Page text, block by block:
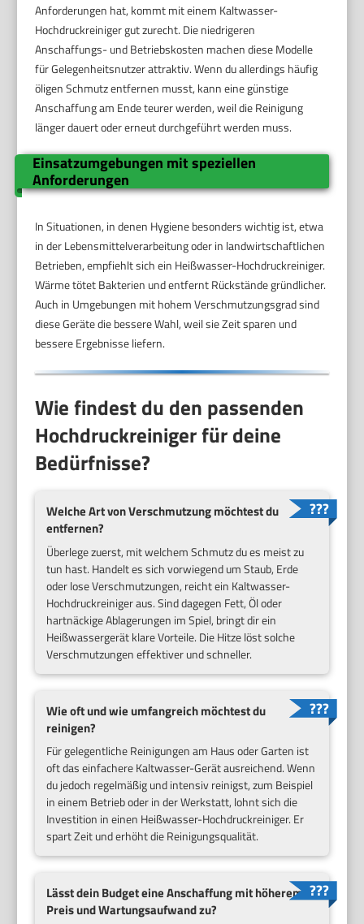
Anforderungen hat, kommt mit einem Kaltwasser-
Hochdruckreiniger gut zurecht. Die niedrigeren
Anschaffungs- und Betriebskosten machen diese Modelle
für Gelegenheitsnutzer attraktiv. Wenn du allerdings häufig
öligen Schmutz entfernen musst, kann eine günstige
Anschaffung am Ende teurer werden, weil die Reinigung
länger dauert oder erneut durchgeführt werden muss.
Einsatzumgebungen mit speziellen
Anforderungen
In Situationen, in denen Hygiene besonders wichtig ist, etwa
in der Lebensmittelverarbeitung oder in landwirtschaftlichen
Betrieben, empfiehlt sich ein Heißwasser-Hochdruckreiniger.
Wärme tötet Bakterien und entfernt Rückstände gründlicher.
Auch in Umgebungen mit hohem Verschmutzungsgrad sind
diese Geräte die bessere Wahl, weil sie Zeit sparen und
bessere Ergebnisse liefern.
Wie findest du den passenden
Hochdruckreiniger für deine
Bedürfnisse?
Welche Art von Verschmutzung möchtest du
entfernen?
Überlege zuerst, mit welchem Schmutz du es meist zu
tun hast. Handelt es sich vorwiegend um Staub, Erde
oder lose Verschmutzungen, reicht ein Kaltwasser-
Hochdruckreiniger aus. Sind dagegen Fett, Öl oder
hartnäckige Ablagerungen im Spiel, bringt dir ein
Heißwassergerät klare Vorteile. Die Hitze löst solche
Verschmutzungen effektiver und schneller.
Wie oft und wie umfangreich möchtest du
reinigen?
Für gelegentliche Reinigungen am Haus oder Garten ist
oft das einfachere Kaltwasser-Gerät ausreichend. Wenn
du jedoch regelmäßig und intensiv reinigst, zum Beispiel
in einem Betrieb oder in der Werkstatt, lohnt sich die
Investition in einen Heißwasser-Hochdruckreiniger. Er
spart Zeit und erhöht die Reinigungsqualität.
Lässt dein Budget eine Anschaffung mit höherem
Preis und Wartungsaufwand zu?